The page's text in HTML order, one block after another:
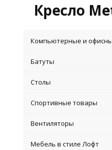
Кресло
Компьютерные и
Батуты
Столы
Спортивные товары
Вентиляторы
Мебель в стиле Лофт